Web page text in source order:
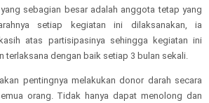
sebagian besar adalah anggota tetap yang
setiap kegiatan ini dilaksanakan, ia
atas partisipasinya sehingga kegiatan ini
terlaksana dengan baik setiap 3 bulan sekali.
pentingnya melakukan donor darah secara
orang. Tidak hanya dapat menolong dan